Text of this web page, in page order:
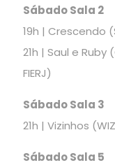
Sábado Sala 2
19h | Crescendo
21h | Saul e
FIERJ)
Sábado Sala 3
21h | Vizinhos
Sábado Sala 5